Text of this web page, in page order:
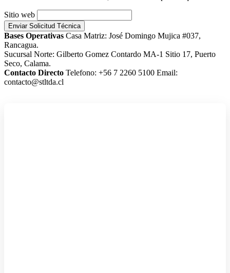
Sitio web
Enviar Solicitud Técnica
Bases Operativas Casa Matriz: José Domingo Mujica #037,
Rancagua.
Sucursal Norte: Gilberto Gomez Contardo MA-1 Sitio 17, Puerto
Seco, Calama.
Contacto Directo Telefono: +56 7 2260 5100 Email:
contacto@stltda.cl